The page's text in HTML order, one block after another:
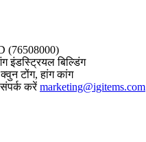
(76508000)
इंडस्ट्रियल बिल्डिंग
टोंग, हांग कांग
संपर्क करेंmarketing@igitems.com